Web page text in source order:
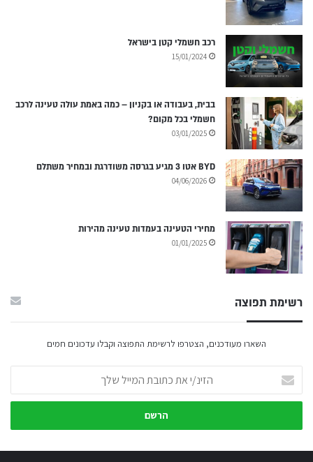
רכב חשמלי קטן בישראל
15/01/2024
בבית, בעבודה או בקניון – כמה באמת עולה טעינה לרכב
חשמלי בכל מקום?
03/01/2025
BYD אטו 3 מגיע בגרסה משודרגת ובמחיר משתלם
04/06/2026
מחירי הטעינה בעמדות טעינה מהירות
01/01/2025
רשימת תפוצה
השארו מעודכנים, הצטרפו לרשימת התפוצה וקבלו עדכונים חמים
את
כתובת
שלך